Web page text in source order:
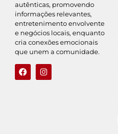
autênticas, promovendo
informações relevantes,
entretenimento envolvente
e negócios locais, enquanto
cria conexões emocionais
que unem a comunidade.